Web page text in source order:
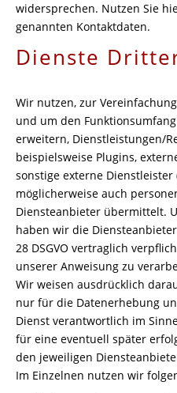
widersprechen. Nutzen Sie
genannten Kontaktdaten.
Dienste
Wir nutzen, zur
und um den
erweitern, Dienstleistungen/
beispielsweise Plugins,
sonstige externe Dienstleister
möglicherweise auch
Diensteanbieter übermittelt.
haben wir die
28 DSGVO vertraglich
unserer Anweisung zu
Wir weisen ausdrücklich
nur für die Datenerhebung
Dienst verantwortlich im
für eine eventuell später
den jeweiligen
Im Einzelnen nutzen wir